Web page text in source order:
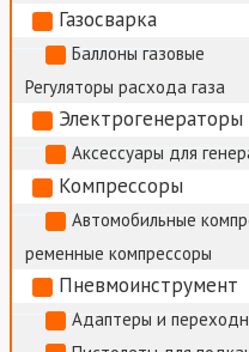
Газосварка
Баллоны газовые
Регуляторы расхода газа
Электрогенераторы
Аксессуары для
Компрессоры
Автомобильные
ременные компрессоры
Пневмоинструмент
Адаптеры и